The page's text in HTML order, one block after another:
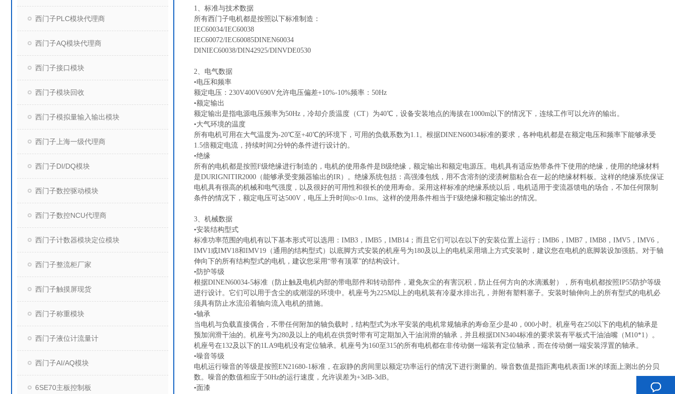
西门子PLC模块代理商
西门子AQ模块代理商
西门子接口模块
西门子模块回收
西门子模拟量输入输出模块
西门子上海一级代理商
西门子DI/DQ模块
西门子数控驱动模块
西门子数控NCU代理商
西门子计数器模块定位模块
西门子整流柜厂家
西门子触摸屏现货
西门子称重模块
西门子液位计流量计
西门子AI/AQ模块
6SE70主板控制板
1、标准与技术数据
所有西门子电机都是按照以下标准制造：
IEC60034/IEC60038
IEC60072/IEC60085DINEN60034
DINIEC60038/DIN42925/DINVDE0530
2、电气数据
•电压和频率
额定电压：230V400V690V允许电压偏差+10%-10%频率：50Hz
•额定输出
额定输出是指电源电压频率为50Hz，冷却介质温度（CT）为40℃，设备安装地点的海拔在1000m以下的情况下，连续工作可以允许的输出。
•大气环境的温度
所有电机可用在大气温度为-20℃至+40℃的环境下，可用的负载系数为1.1。根据DINEN60034标准的要求，各种电机都是在额定电压和频率下能够承受
1.5倍额定电流，持续时间2分钟的条件进行设计的。
•绝缘
所有的电机都是按照F级绝缘进行制造的，电机的使用条件是B级绝缘，额定输出和额定电源压。电机具有适应热带条件下使用的绝缘，使用的绝缘材料
是DURIGNITIR2000（能够承受变频器输出的IR）。绝缘系统包括：高强漆包线，用不含溶剂的浸渍树脂粘合在一起的绝缘材料板。这样的绝缘系统保证
电机具有很高的机械和电气强度，以及很好的可用性和很长的使用寿命。采用这样标准的绝缘系统以后，电机适用于变流器馈电的场合，不加任何限制
条件的情况下，额定电压可达500V，电压上升时间ts>0.1ms。这样的使用条件相当于F级绝缘和额定输出的情况。
3、机械数据
•安装结构型式
标准功率范围的电机有以下基本形式可以选用：IMB3，IMB5，IMB14；而且它们可以在以下的安装位置上运行；IMB6，IMB7，IMB8，IMV5，IMV6，
IMV1或IMV18和IMV19（通用的结构型式）以底脚方式安装的机座号为180及以上的电机采用墙上方式安装时，建议您在电机的底脚装设加强筋。对于轴
伸向下的所有结构型式的电机，建议您采用“带有顶罩”的结构设计。
•防护等级
根据DINEN60034-5标准（防止触及电机内部的带电部件和转动部件，避免灰尘的有害沉积，防止任何方向的水滴溅射），所有电机都按照IP55防护等级
进行设计。它们可以用于含尘的或潮湿的环境中。机座号为225M以上的电机装有冷凝水排出孔，并附有塑料塞子。安装时轴伸向上的所有型式的电机必
须具有防止水流沿着轴向流入电机的措施。
•轴承
当电机与负载直接偶合，不带任何附加的轴负载时，结构型式为水平安装的电机常规轴承的寿命至少是40，000小时。机座号在250以下的电机的轴承是
预加润滑干油的。机座号为280及以上的电机在供货时带有可定期加入干油润滑的轴承，并且根据DIN3404标准的要求装有平板式干油油嘴（M10*1）。
机座号在132及以下的1LA9电机没有定位轴承。机座号为160至315的所有电机都在非传动侧一端装有定位轴承，而在传动侧一端安装浮置的轴承。
•噪音等级
电机运行噪音的等级是按照EN21680-1标准，在寂静的房间里以额定功率运行的情况下进行测量的。噪音数值是指距离电机表面1米的球面上测出的分贝
数。噪音的数值相应于50Hz的运行速度，允许误差为+3dB-3dB。
•面漆